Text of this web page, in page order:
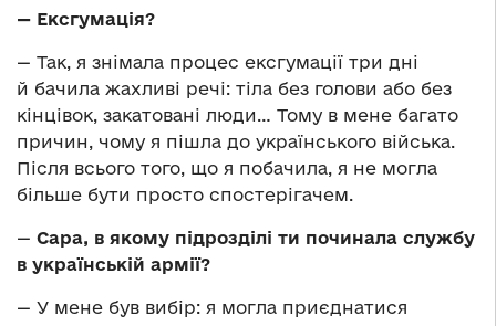
— Ексгумація?
— Так, я знімала процес ексгумації три дні
й бачила жахливі речі: тіла без голови або без
кінцівок, закатовані люди… Тому в мене багато
причин, чому я пішла до українського війська.
Після всього того, що я побачила, я не могла
більше бути просто спостерігачем.
— Сара, в якому підрозділі ти починала службу
в українській армії?
— У мене був вибір: я могла приєднатися